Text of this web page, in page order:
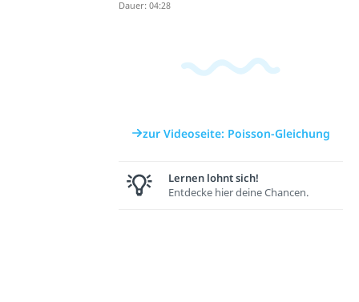
Dauer: 04:28
zur Videoseite: Poisson-Gleichung
Lernen lohnt sich!
Entdecke hier deine Chancen.